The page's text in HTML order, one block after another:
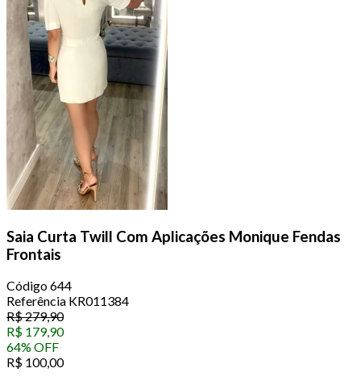
Saia Curta Twill Com Aplicações Monique Fendas
Frontais
Código644
Referência KR011384
R$279,90
R$ 179,90
64% OFF
R$ 100,00